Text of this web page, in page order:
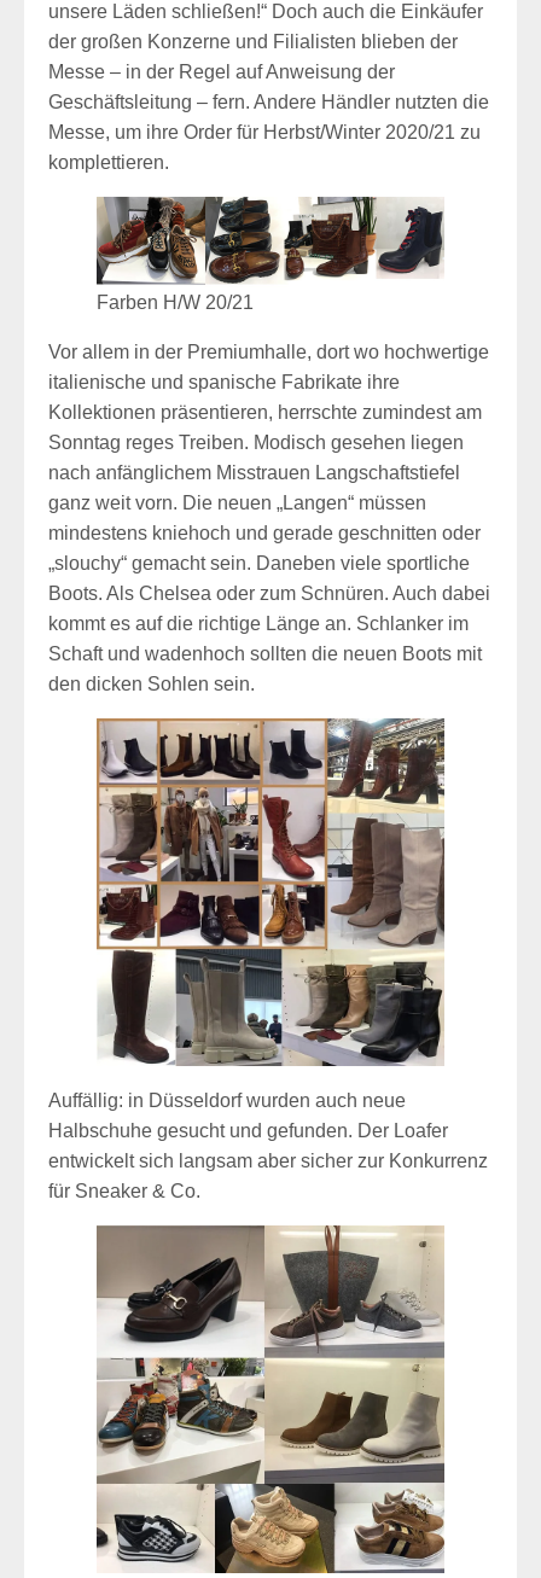
unsere Läden schließen!“ Doch auch die Einkäufer
der großen Konzerne und Filialisten blieben der
Messe – in der Regel auf Anweisung der
Geschäftsleitung – fern. Andere Händler nutzten die
Messe, um ihre Order für Herbst/Winter 2020/21 zu
komplettieren.
Farben H/W 20/21
Vor allem in der Premiumhalle, dort wo hochwertige
italienische und spanische Fabrikate ihre
Kollektionen präsentieren, herrschte zumindest am
Sonntag reges Treiben. Modisch gesehen liegen
nach anfänglichem Misstrauen Langschaftstiefel
ganz weit vorn. Die neuen „Langen“ müssen
mindestens kniehoch und gerade geschnitten oder
„slouchy“ gemacht sein. Daneben viele sportliche
Boots. Als Chelsea oder zum Schnüren. Auch dabei
kommt es auf die richtige Länge an. Schlanker im
Schaft und wadenhoch sollten die neuen Boots mit
den dicken Sohlen sein.
Auffällig: in Düsseldorf wurden auch neue
Halbschuhe gesucht und gefunden. Der Loafer
entwickelt sich langsam aber sicher zur Konkurrenz
für Sneaker & Co.